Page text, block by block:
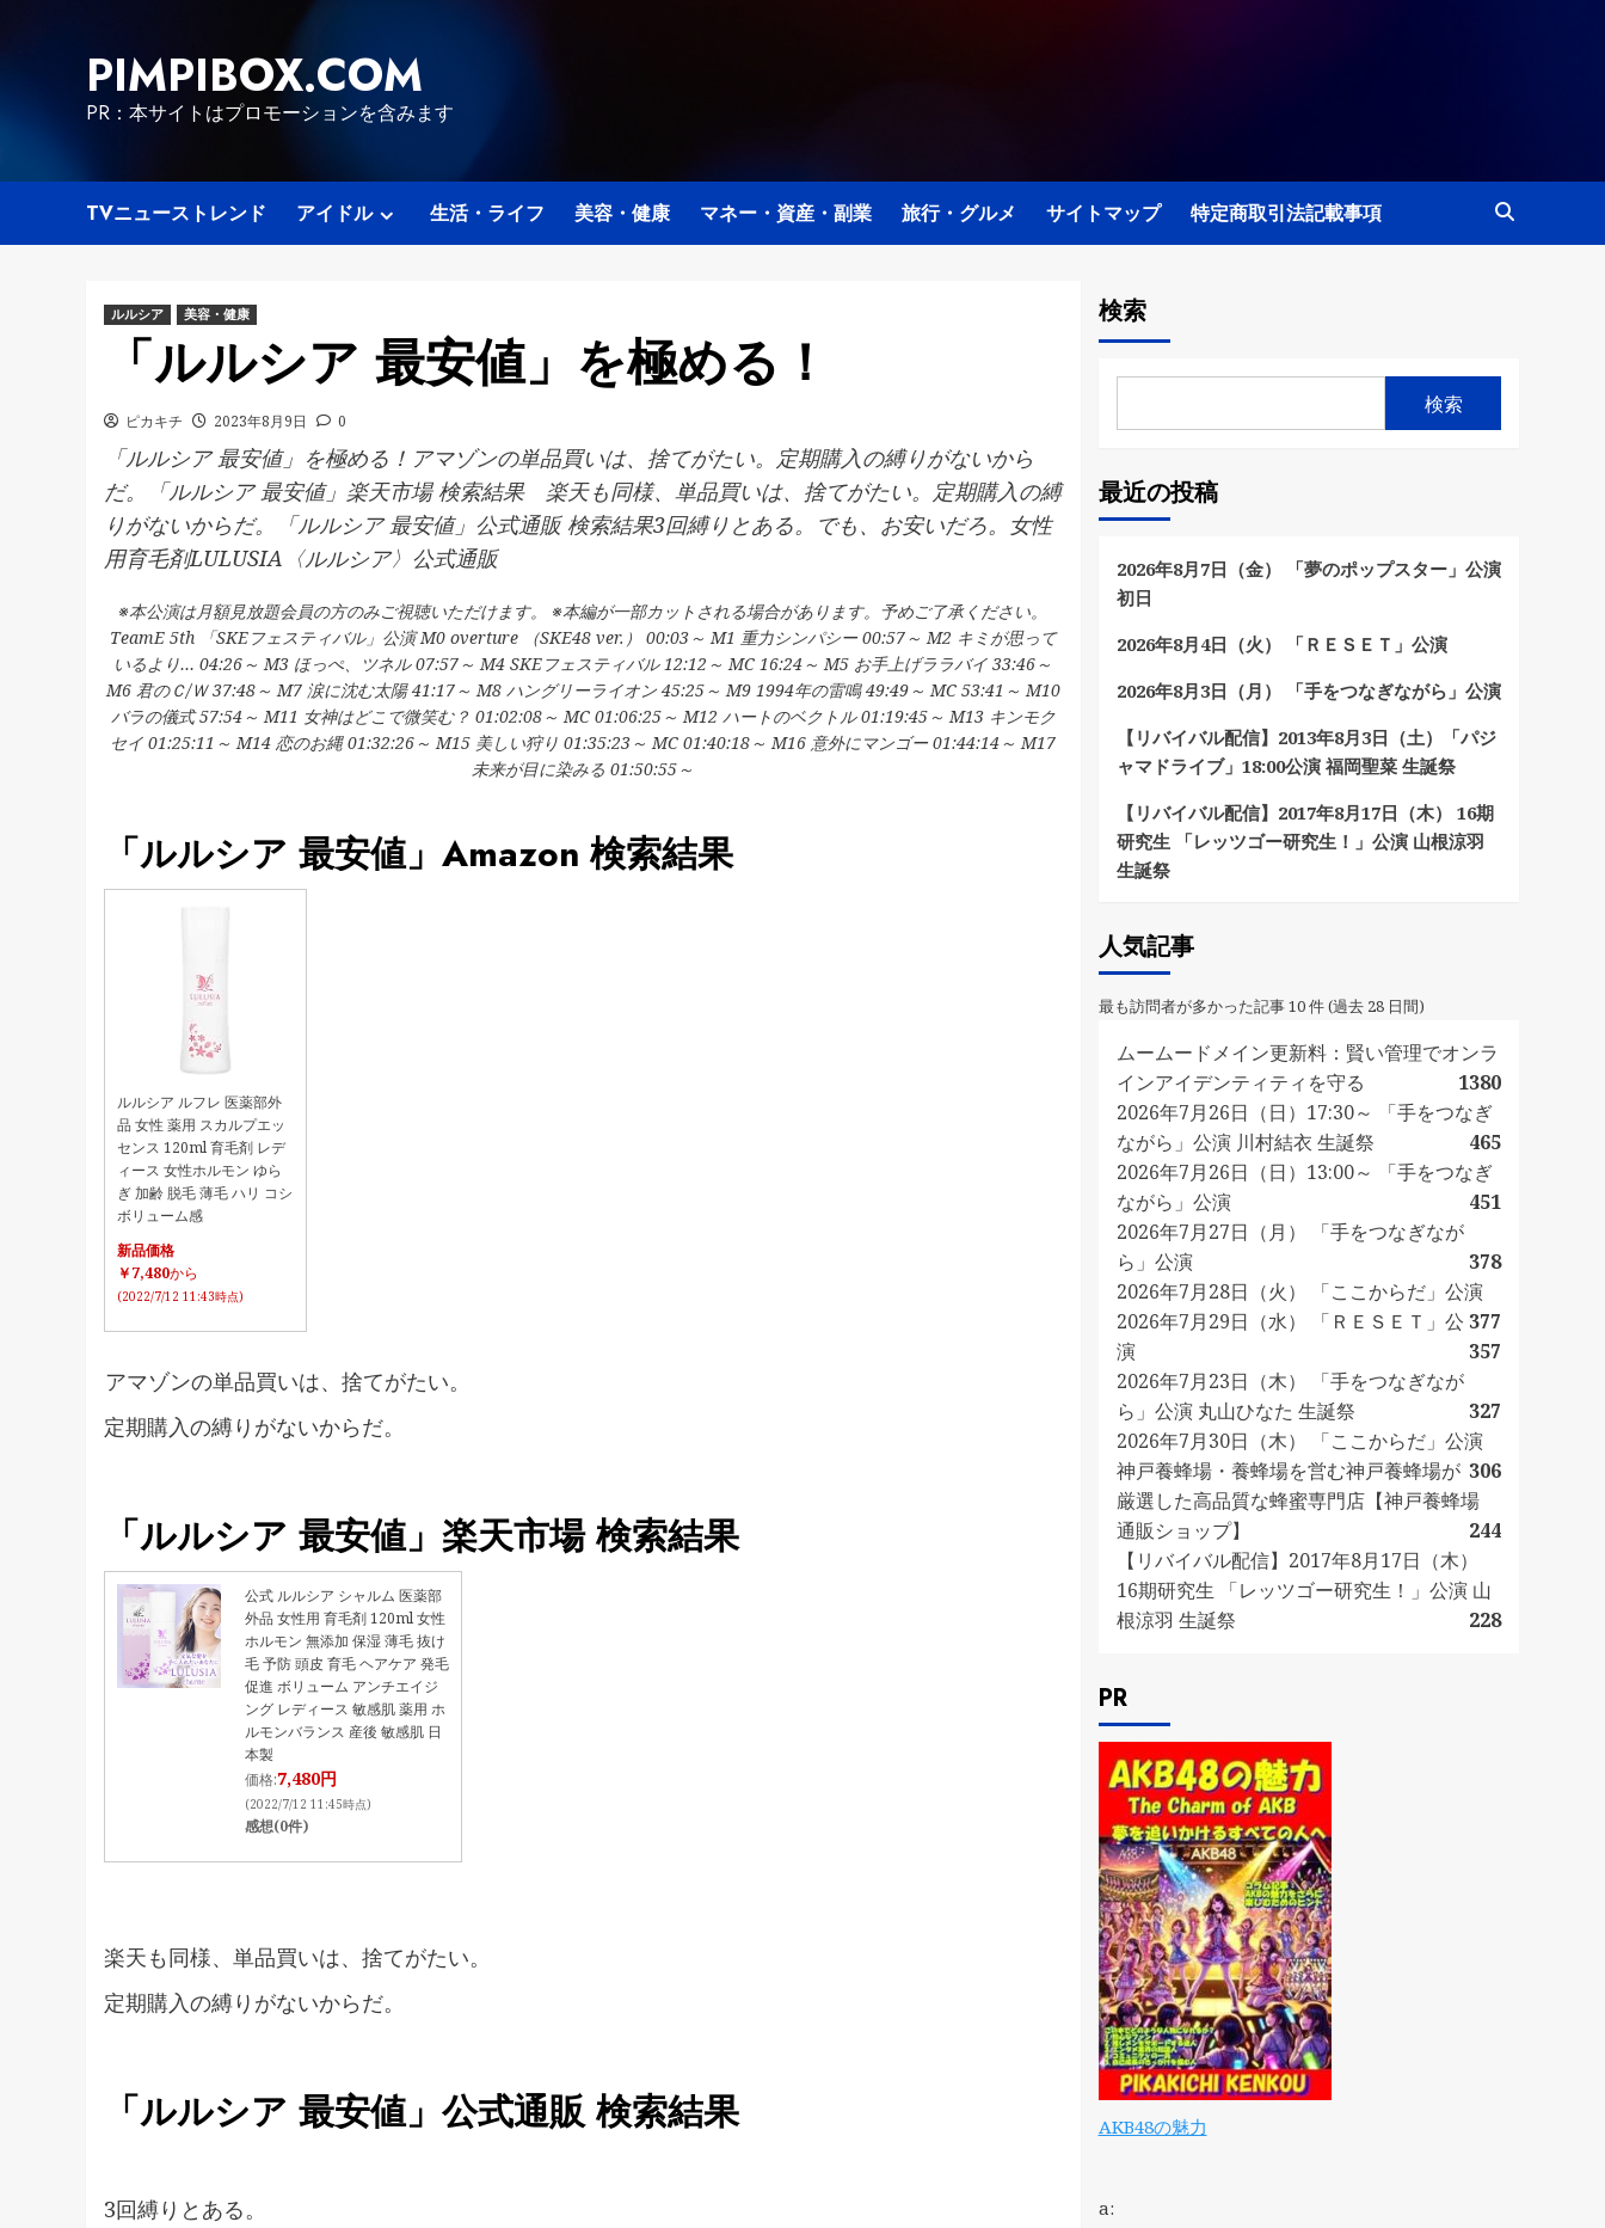
PIMPIBOX.COM
PR：本サイトはプロモーションを含みます
TVニューストレンド アイドル 生活・ライフ 美容・健康 マネー・資産・副業 旅行・グルメ サイトマップ 特定商取引法記載事項
ルルシア 美容・健康
「ルルシア 最安値」を極める！
ピカキチ 2023年8月9日 0
「ルルシア 最安値」を極める！アマゾンの単品買いは、捨てがたい。定期購入の縛りがないから
だ。「ルルシア 最安値」楽天市場 検索結果 楽天も同様、単品買いは、捨てがたい。定期購入の縛
りがないからだ。「ルルシア 最安値」公式通販 検索結果3回縛りとある。でも、お安いだろ。女性
用育毛剤LULUSIA〈ルルシア〉公式通販
※本公演は月額見放題会員の方のみご視聴いただけます。 ※本編が一部カットされる場合があります。予めご了承ください。
TeamE 5th 「SKEフェスティバル」公演 M0 overture （SKE48 ver.） 00:03～ M1 重力シンパシー 00:57～ M2 キミが思って
いるより… 04:26～ M3 ほっぺ、ツネル 07:57～ M4 SKEフェスティバル 12:12～ MC 16:24～ M5 お手上げララバイ 33:46～
M6 君のＣ/Ｗ 37:48～ M7 涙に沈む太陽 41:17～ M8 ハングリーライオン 45:25～ M9 1994年の雷鳴 49:49～ MC 53:41～ M10
バラの儀式 57:54～ M11 女神はどこで微笑む？ 01:02:08～ MC 01:06:25～ M12 ハートのベクトル 01:19:45～ M13 キンモク
セイ 01:25:11～ M14 恋のお縄 01:32:26～ M15 美しい狩り 01:35:23～ MC 01:40:18～ M16 意外にマンゴー 01:44:14～ M17
未来が目に染みる 01:50:55～
「ルルシア 最安値」Amazon 検索結果
ルルシア ルフレ 医薬部外
品 女性 薬用 スカルプエッ
センス 120ml 育毛剤 レデ
ィース 女性ホルモン ゆら
ぎ 加齢 脱毛 薄毛 ハリ コシ
ボリューム感
新品価格
￥7,480から
(2022/7/12 11:43時点)
アマゾンの単品買いは、捨てがたい。
定期購入の縛りがないからだ。
「ルルシア 最安値」楽天市場 検索結果
公式 ルルシア シャルム 医薬部
外品 女性用 育毛剤 120ml 女性
ホルモン 無添加 保湿 薄毛 抜け
毛 予防 頭皮 育毛 ヘアケア 発毛
促進 ボリューム アンチエイジ
ング レディース 敏感肌 薬用 ホ
ルモンバランス 産後 敏感肌 日
本製
価格:7,480円
(2022/7/12 11:45時点)
感想(0件)
楽天も同様、単品買いは、捨てがたい。
定期購入の縛りがないからだ。
「ルルシア 最安値」公式通販 検索結果
3回縛りとある。
検索
検索
最近の投稿
2026年8月7日（金） 「夢のポップスター」公演
初日
2026年8月4日（火） 「ＲＥＳＥＴ」公演
2026年8月3日（月） 「手をつなぎながら」公演
【リバイバル配信】2013年8月3日（土）「パジ
ャマドライブ」18:00公演 福岡聖菜 生誕祭
【リバイバル配信】2017年8月17日（木） 16期
研究生 「レッツゴー研究生！」公演 山根涼羽
生誕祭
人気記事
最も訪問者が多かった記事 10 件 (過去 28 日間)
ムームードメイン更新料：賢い管理でオンラ
インアイデンティティを守る
1380
2026年7月26日（日）17:30～ 「手をつなぎ
ながら」公演 川村結衣 生誕祭
465
2026年7月26日（日）13:00～ 「手をつなぎ
ながら」公演
451
2026年7月27日（月） 「手をつなぎなが
ら」公演
378
2026年7月28日（火） 「ここからだ」公演
377
2026年7月29日（水） 「ＲＥＳＥＴ」公
演
357
2026年7月23日（木） 「手をつなぎなが
ら」公演 丸山ひなた 生誕祭
327
2026年7月30日（木） 「ここからだ」公演
306
神戸養蜂場・養蜂場を営む神戸養蜂場が
厳選した高品質な蜂蜜専門店【神戸養蜂場
通販ショップ】
244
【リバイバル配信】2017年8月17日（木）
16期研究生 「レッツゴー研究生！」公演 山
根涼羽 生誕祭
228
PR
AKB48の魅力
a: